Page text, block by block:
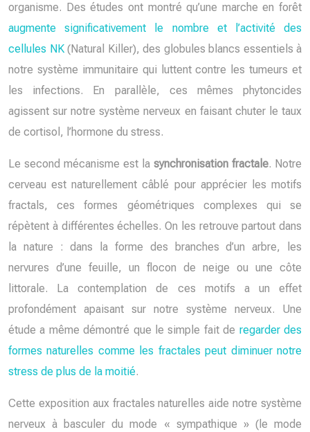
organisme. Des études ont montré qu’une marche en forêt
augmente significativement le nombre et l’activité des
cellules NK(Natural Killer), des globules blancs essentiels à
notre système immunitaire qui luttent contre les tumeurs et
les infections. En parallèle, ces mêmes phytoncides
agissent sur notre système nerveux en faisant chuter le taux
de cortisol, l’hormone du stress.
Le second mécanisme est la synchronisation fractale. Notre
cerveau est naturellement câblé pour apprécier les motifs
fractals, ces formes géométriques complexes qui se
répètent à différentes échelles. On les retrouve partout dans
la nature : dans la forme des branches d’un arbre, les
nervures d’une feuille, un flocon de neige ou une côte
littorale. La contemplation de ces motifs a un effet
profondément apaisant sur notre système nerveux. Une
étude a même démontré que le simple fait de regarder des
formes naturelles comme les fractales peut diminuer notre
stress de plus de la moitié.
Cette exposition aux fractales naturelles aide notre système
nerveux à basculer du mode « sympathique » (le mode